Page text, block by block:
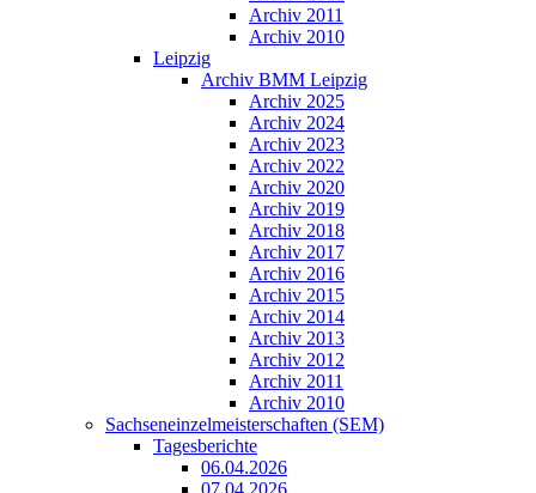
Archiv 2011
Archiv 2010
Leipzig
Archiv BMM Leipzig
Archiv 2025
Archiv 2024
Archiv 2023
Archiv 2022
Archiv 2020
Archiv 2019
Archiv 2018
Archiv 2017
Archiv 2016
Archiv 2015
Archiv 2014
Archiv 2013
Archiv 2012
Archiv 2011
Archiv 2010
Sachseneinzelmeisterschaften (SEM)
Tagesberichte
06.04.2026
07.04.2026